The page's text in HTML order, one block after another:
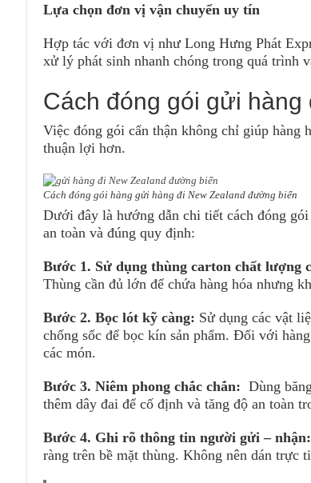
Lựa chọn đơn vị vận chuyển uy tín
Hợp tác với đơn vị như Long Hưng Phát
xử lý phát sinh nhanh chóng trong quá trình
Cách đóng gói gửi
Việc đóng gói cẩn thận không chỉ giúp hàng
thuận lợi hơn.
Cách đóng gói hàng gửi hàng đi New Zealand đường biển
Dưới đây là hướng dẫn chi tiết cách đóng
an toàn và đúng quy định:
Bước 1. Sử dụng thùng carton chất lượng
Thùng cần đủ lớn để chứa hàng hóa nhưng
Bước 2. Bọc lót kỹ càng: Sử dụng các vật
chống sốc để bọc kín sản phẩm. Đối với
các món.
Bước 3. Niêm phong chắc chắn: Dùng
thêm dây đai để cố định và tăng độ an toàn
Bước 4. Ghi rõ thông tin người gửi – nhận:
ràng trên bề mặt thùng. Không nên dán trực